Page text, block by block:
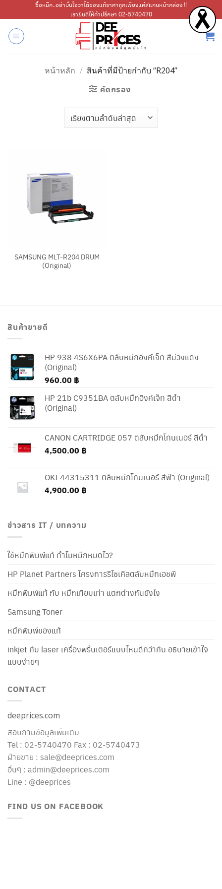
ไป
เนื้อหา
ซื้อหมึก..อย่ามั่นใจว่าได้ของแท้ราคาถูกเพียงแค่สแกนหน้ากล่อง !!
เรายินดีให้คำปรึกษา 02-5740470
หน้าหลัก / สินค้าที่มีป้ายกำกับ “R204”
คัดกรอง
SAMSUNG MLT-R204 DRUM
(Original)
สินค้าขายดี
HP 938 4S6X6PA ตลับหมึกอิงค์เจ็ท สีม่วงแดง
(Original)
960.00 ฿
HP 21b C9351BA ตลับหมึกอิงค์เจ็ท สีดำ
(Original)
CANON CARTRIDGE 057 ตลับหมึกโทนเนอร์ สีดำ
4,500.00 ฿
OKI 44315311 ตลับหมึกโทนเนอร์ สีฟ้า (Original)
4,900.00 ฿
ข่าวสาร IT / บทความ
ใช้หมึกพิมพ์แท้ ทำไมหมึกหมดไว?
HP Planet Partners โครงการรีไซเคิลตลับหมึกเอชพี
หมึกพิมพ์แท้ กับ หมึกเทียบเท่า แตกต่างกันยังไง
Samsung Toner
หมึกพิมพ์ของแท้
inkjet กับ laser เครื่องพริ้นเตอร์แบบไหนดีกว่ากัน อธิบายเข้าใจ
แบบง่ายๆ
CONTACT
deeprices.com
สอบถามข้อมูลเพิ่มเติม
Tel : 02-5740470 Fax : 02-5740473
ฝ่ายขาย : sale@deeprices.com
อื่นๆ : admin@deeprices.com
Line : @deeprices
FIND US ON FACEBOOK